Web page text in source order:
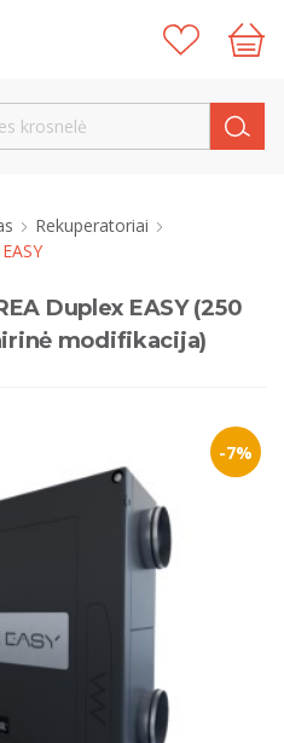
Rekuperatoriai
Duplex EASY (250
modifikacija)
-7%